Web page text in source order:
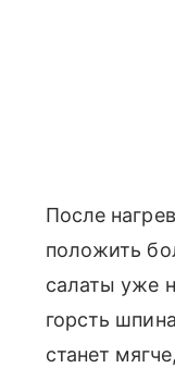
После
положить
салаты уже
горсть
станет